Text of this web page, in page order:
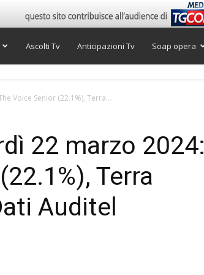
Ascolti Tv Anticipazioni Tv Soap opera
Voice Senior (22.1%), Terra...
22 marzo 2024:
Terra
Auditel